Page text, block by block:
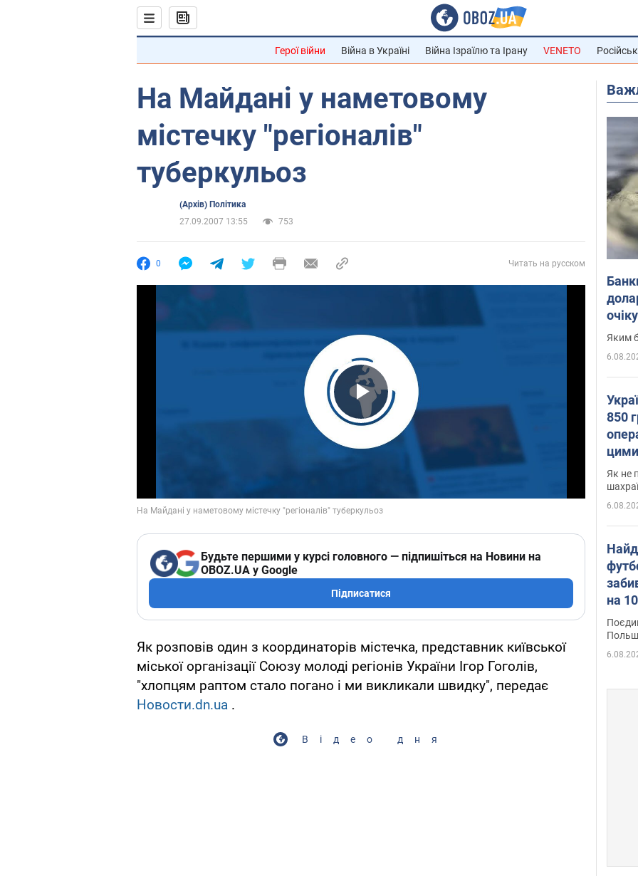
Герої війни Війна в Україні Війна Ізраїлю та Ірану VENETO
На Майдані у наметовому
містечку "регіоналів"
туберкульоз
(Архів) Політика
27.09.2007 13:55
753
0 Читать на русском
Play Video
Будьте першими у курсі головного — підпишіться на Новини на
OBOZ.UA у Google
Підписатися
Як розповів один з координаторів містечка, представник київської
міської організації Союзу молоді регіонів України Ігор Гоголів,
"хлопцям раптом стало погано і ми викликали швидку", передає
Новости.dn.ua .
Відео дня
Яким
850
Як не
на
Відео